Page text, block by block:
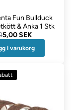
Fun Bullduck
& Anka 1 Stk
5,00 SEK
i varukorg